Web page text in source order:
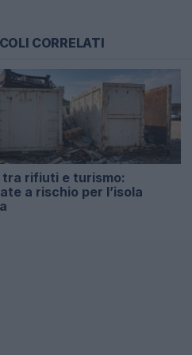
CORRELATI
tra rifiuti e turismo:
a rischio per l’isola